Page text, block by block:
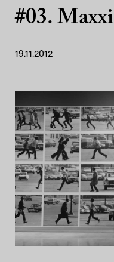
#03. Maxxi
19.11.2012